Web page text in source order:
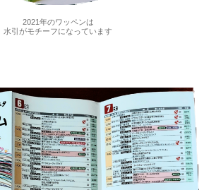
2021年のワッペンは
水引がモチーフになっています